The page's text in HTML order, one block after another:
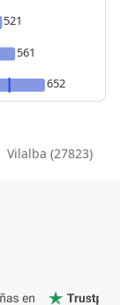
521
561
652
Vilalba (27823)